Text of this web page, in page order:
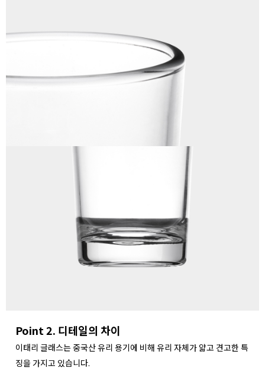
Point 2. 디테일의 차이
이태리 글래스는 중국산 유리 용기에 비해 유리 자체가 얇고 견고한 특
징을 가지고 있습니다.